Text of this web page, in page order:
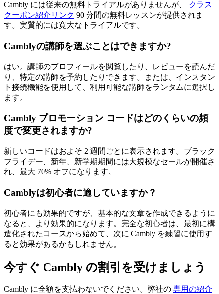
Cambly には従来の無料トライアルがありませんが、
クラス
クーポン紹介リンク 90 分間の無料レッスンが提供されま
す。実質的には寛大なトライアルです。
Camblyの講師を選ぶことはできますか?
はい。講師のプロフィールを閲覧したり、レビューを読んだ
り、特定の講師を予約したりできます。または、インスタン
ト接続機能を使用して、利用可能な講師をランダムに選択し
ます。
Cambly プロモーション コードはどのくらいの頻
度で変更されますか?
新しいコードはおよそ 2 週間ごとに表示されます。ブラック
フライデー、新年、新学期期間には大規模なセールが開催さ
れ、最大 70% オフになります。
Camblyは初心者に適していますか？
初心者にも効果的ですが、基本的な文章を作成できるように
なると、より効果的になります。完全な初心者は、最初に構
造化されたコースから始めて、次に Cambly を練習に使用す
ると効果があるかもしれません。
今すぐ Cambly の割引を受けましょう
Cambly に全額を支払わないでください。弊社の 専用の紹介